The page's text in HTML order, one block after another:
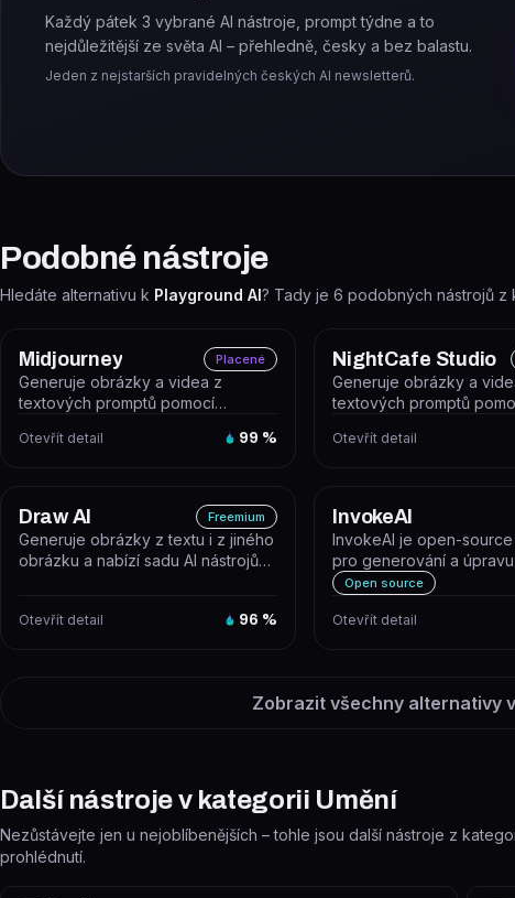
Každý pátek 3 vybrané AI nástroje, prompt týdne a to
nejdůležitější ze světa AI – přehledně, česky a bez balastu.
Jeden z nejstarších pravidelných českých AI newsletterů.
Podobné nástroje
Hledáte alternativu k Playground AI? Tady je 6 podobných nástrojů z
Midjourney Placené
Generuje obrázky a videa z
textových promptů pomocí
uměleckou k...
Otevřít detail 99 %
NightCafe Studio
Generuje obrázky a
textových promptů
je...
Otevřít detail
Draw AI Freemium
Generuje obrázky z textu i z jiného
obrázku a nabízí sadu AI nástrojů
Otevřít detail 96 %
InvokeAI
InvokeAI je open-source
pro generování a
pomocí modelů Stable
Open source
Otevřít detail
Zobrazit všechny alternativy
Další nástroje v kategorii Umění
Nezůstávejte jen u nejoblíbenějších – tohle jsou další nástroje z
prohlédnutí.